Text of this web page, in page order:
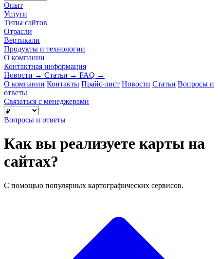
Опыт
Услуги
Типы сайтов
Отрасли
Вертикали
Продукты и технологии
О компании
Контактная информация
Новости → Статьи → FAQ →
О компании Контакты Прайс-лист Новости Статьи Вопросы и
ответы
Связаться с менеджерами
Вопросы и ответы
Как вы реализуете карты на
сайтах?
С помощью популярных картографических сервисов.